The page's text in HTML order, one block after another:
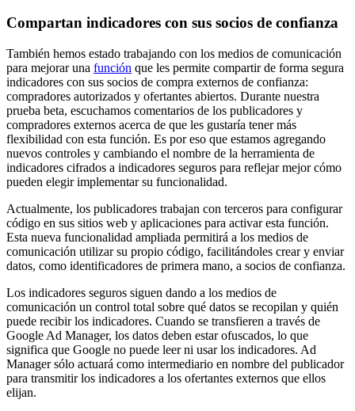
Compartan indicadores con sus socios de confianza
También hemos estado trabajando con los medios de comunicación
para mejorar una función que les permite compartir de forma segura
indicadores con sus socios de compra externos de confianza:
compradores autorizados y ofertantes abiertos. Durante nuestra
prueba beta, escuchamos comentarios de los publicadores y
compradores externos acerca de que les gustaría tener más
flexibilidad con esta función. Es por eso que estamos agregando
nuevos controles y cambiando el nombre de la herramienta de
indicadores cifrados a indicadores seguros para reflejar mejor cómo
pueden elegir implementar su funcionalidad.
Actualmente, los publicadores trabajan con terceros para configurar
código en sus sitios web y aplicaciones para activar esta función.
Esta nueva funcionalidad ampliada permitirá a los medios de
comunicación utilizar su propio código, facilitándoles crear y enviar
datos, como identificadores de primera mano, a socios de confianza.
Los indicadores seguros siguen dando a los medios de
comunicación un control total sobre qué datos se recopilan y quién
puede recibir los indicadores. Cuando se transfieren a través de
Google Ad Manager, los datos deben estar ofuscados, lo que
significa que Google no puede leer ni usar los indicadores. Ad
Manager sólo actuará como intermediario en nombre del publicador
para transmitir los indicadores a los ofertantes externos que ellos
elijan.